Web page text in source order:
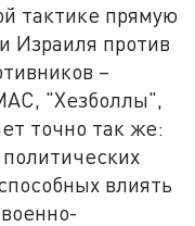
тактике прямую
Израиля против
–
"Хезболлы",
точно так же:
влиять